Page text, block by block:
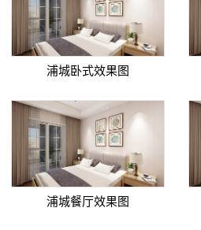
浦城卧式效果图
浦城餐厅效果图